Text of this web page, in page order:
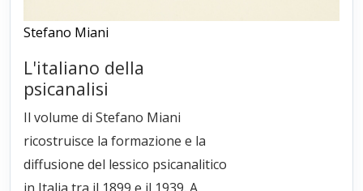
Stefano Miani
L'italiano della
psicanalisi
Il volume di Stefano Miani
ricostruisce la formazione e la
diffusione del lessico psicanalitico